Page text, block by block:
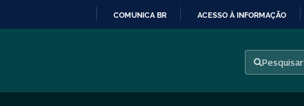
CONTEÚDO
COMUNICA BR ACESSO À INFORMAÇÃO
Pesquisar